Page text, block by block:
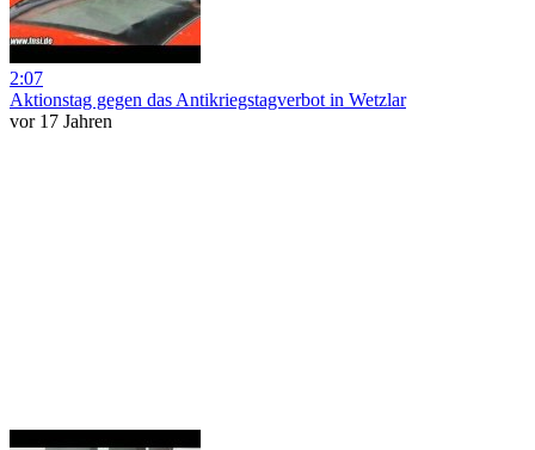
2:07
Aktionstag gegen das Antikriegstagverbot in Wetzlar
vor 17 Jahren